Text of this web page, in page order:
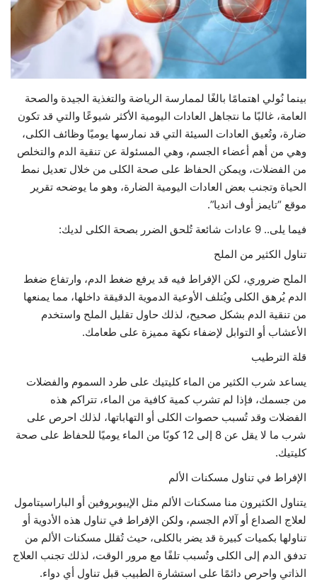
بينما نُولي اهتمامًا بالغًا لممارسة الرياضة والتغذية الجيدة والصحة
العامة، غالبًا ما نتجاهل العادات اليومية الأكثر شيوعًا والتي قد تكون
ضارة، وتُعيق العادات السيئة التي قد نمارسها يوميًا وظائف الكلى،
وهي من أهم أعضاء الجسم، وهي المسئولة عن تنقية الدم والتخلص
من الفضلات، ويمكن الحفاظ على صحة الكلى من خلال تعديل نمط
الحياة وتجنب بعض العادات اليومية الضارة، وهو ما يوضحه تقرير
موقع “تايمز أوف انديا”.
فيما يلى.. 9 عادات شائعة تُلحق الضرر بصحة الكلى لديك:
تناول الكثير من الملح
الملح ضروري، لكن الإفراط فيه قد يرفع ضغط الدم، وارتفاع ضغط
الدم يُرهق الكلى ويُتلف الأوعية الدموية الدقيقة داخلها، مما يمنعها
من تنقية الدم بشكل صحيح، لذلك حاول تقليل الملح واستخدم
الأعشاب أو التوابل لإضفاء نكهة مميزة على طعامك.
قلة الترطيب
يساعد شرب الكثير من الماء كليتيك على طرد السموم والفضلات
من جسمك، فإذا لم تشرب كمية كافية من الماء، تتراكم هذه
الفضلات وقد تُسبب حصوات الكلى أو التهاباتها، لذلك احرص على
شرب ما لا يقل عن 8 إلى 12 كوبًا من الماء يوميًا للحفاظ على صحة
كليتيك.
الإفراط في تناول مسكنات الألم
يتناول الكثيرون منا مسكنات الألم مثل الإيبوبروفين أو الباراسيتامول
لعلاج الصداع أو آلام الجسم، ولكن الإفراط في تناول هذه الأدوية أو
تناولها بكميات كبيرة قد يضر بالكلى، حيث تُقلل مسكنات الألم من
تدفق الدم إلى الكلى وتُسبب تلفًا مع مرور الوقت، لذلك تجنب العلاج
الذاتي واحرص دائمًا على استشارة الطبيب قبل تناول أي دواء.